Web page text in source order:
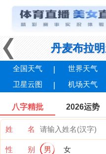
丹麦布拉
全国天气 世界天气
卫星云图
机场天气
八字精批 2026运势
姓 名
性 别 男 女